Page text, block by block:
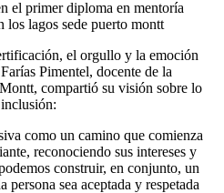
el orgullo y la emoción
Pimentel, docente de la
compartió su visión sobre lo
como un camino que comienza
reconociendo sus intereses y
construir, en conjunto, un
sea aceptada y respetada